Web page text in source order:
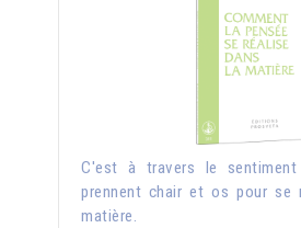
C'est à travers le
prennent chair et os pour se
matière.